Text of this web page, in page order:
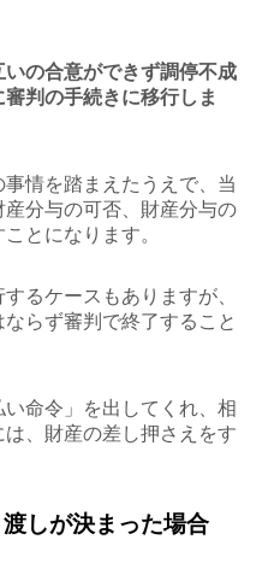
の合意ができず調停不成
判の手続きに移行しま
情を踏まえたうえで、当
分与の可否、財産分与の
とになります。
るケースもありますが、
らず審判で終了すること
命令」を出してくれ、相
、財産の差し押さえをす
しが決まった場合